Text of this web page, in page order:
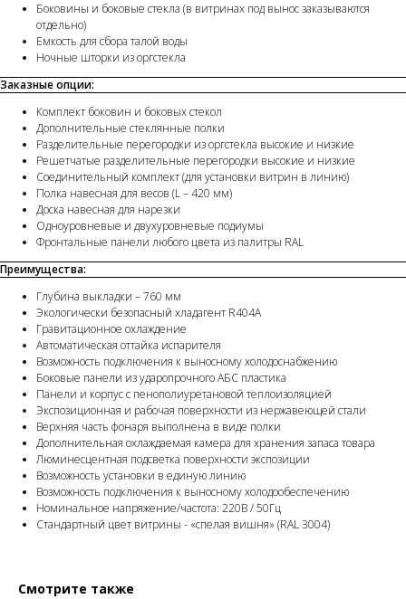
Боковины и боковые стекла (в витринах под вынос заказываются
отдельно)
Емкость для сбора талой воды
Ночные шторки из оргстекла
Заказные опции:
Комплект боковин и боковых стекол
Дополнительные стеклянные полки
Разделительные перегородки из оргстекла высокие и низкие
Решетчатые разделительные перегородки высокие и низкие
Соединительный комплект (для установки витрин в линию)
Полка навесная для весов (L – 420 мм)
Доска навесная для нарезки
Одноуровневые и двухуровневые подиумы
Фронтальные панели любого цвета из палитры RAL
Преимущества:
Глубина выкладки – 760 мм
Экологически безопасный хладагент R404A
Гравитационное охлаждение
Автоматическая оттайка испарителя
Возможность подключения к выносному холодоснабжению
Боковые панели из ударопрочного АБС пластика
Панели и корпус с пенополиуретановой теплоизоляцией
Экспозиционная и рабочая поверхности из нержавеющей стали
Верхняя часть фонаря выполнена в виде полки
Дополнительная охлаждаемая камера для хранения запаса товара
Люминесцентная подсветка поверхности экспозиции
Возможность установки в единую линию
Возможность подключения к выносному холодообеспечению
Номинальное напряжение/частота: 220В / 50Гц
Стандартный цвет витрины - «спелая вишня» (RAL 3004)
Смотрите также